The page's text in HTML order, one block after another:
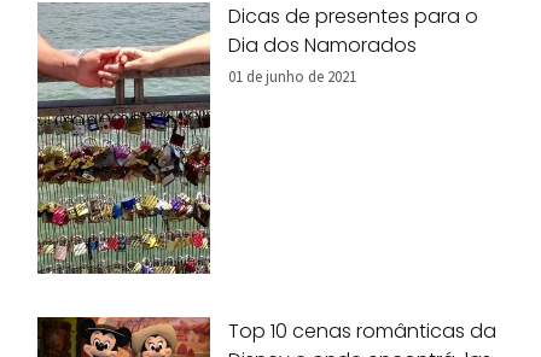
Dicas de presentes para o
Dia dos Namorados
01 de junho de 2021
Top 10 cenas românticas da